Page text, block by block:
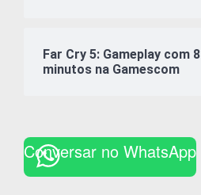
Far Cry 5: Gameplay com 8
minutos na Gamescom
Conversar no WhatsApp